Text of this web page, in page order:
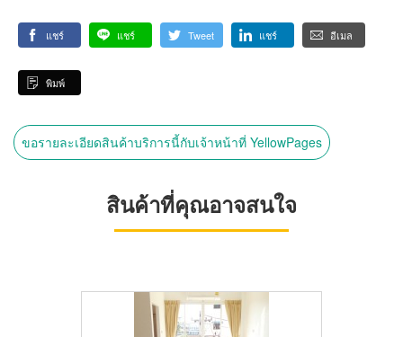
แชร์ แชร์ Tweet แชร์ อีเมล
พิมพ์
ขอรายละเอียดสินค้าบริการนี้กับเจ้าหน้าที่ YellowPages
สินค้าที่คุณอาจสนใจ